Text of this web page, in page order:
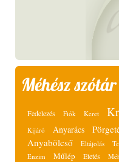
Méhész szótár
Fedelezés Fiók Keret
Kijáró Anyarács
Anyabölcső Eltájolás
Enzim
Műlép Etetés